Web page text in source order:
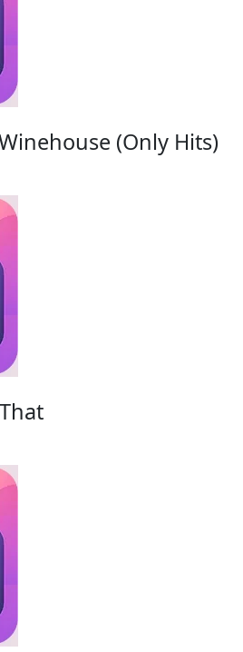
(Only Hits)